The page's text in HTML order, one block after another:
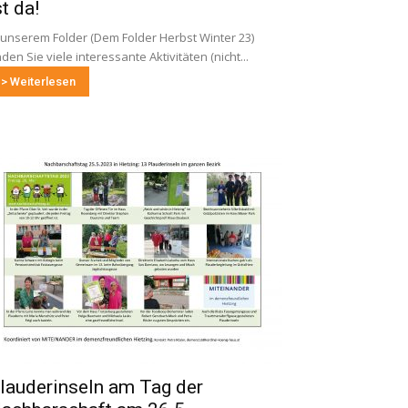
da!
Folder (Dem Folder Herbst Winter 23)
Sie viele interessante Aktivitäten (nicht...
> Weiterlesen
am Tag der